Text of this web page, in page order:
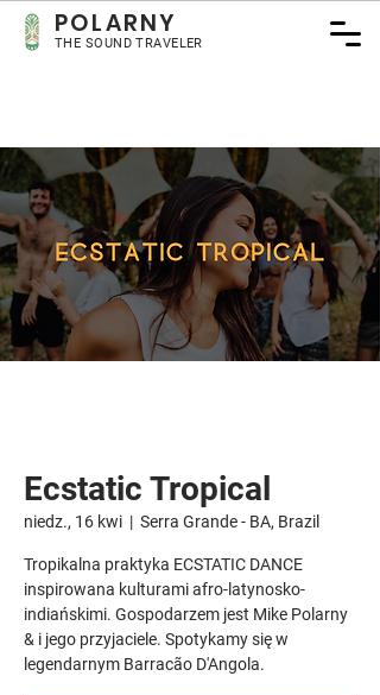
POLARNY
THE SOUND TRAVELER
Ecstatic Tropical
niedz., 16 kwi
  |
Serra Grande - BA, Brazil
Tropikalna praktyka ECSTATIC DANCE
inspirowana kulturami afro-latynosko-
indiańskimi. Gospodarzem jest Mike Polarny
& i jego przyjaciele. Spotykamy się w
legendarnym Barracão D'Angola.